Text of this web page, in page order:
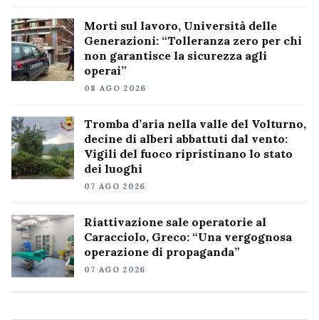
Morti sul lavoro, Università delle
Generazioni: “Tolleranza zero per chi
non garantisce la sicurezza agli
operai”
08 AGO 2026
Tromba d’aria nella valle del Volturno,
decine di alberi abbattuti dal vento:
Vigili del fuoco ripristinano lo stato
dei luoghi
07 AGO 2026
Riattivazione sale operatorie al
Caracciolo, Greco: “Una vergognosa
operazione di propaganda”
07 AGO 2026